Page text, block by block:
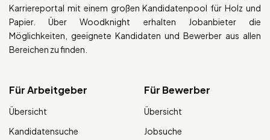
Karriereportal mit einem großen Kandidatenpool für Holz und
Papier. Über Woodknight erhalten Jobanbieter die
Möglichkeiten, geeignete Kandidaten und Bewerber aus allen
Bereichen zu finden.
Für Arbeitgeber
Übersicht
Kandidatensuche
Für Bewerber
Übersicht
Jobsuche